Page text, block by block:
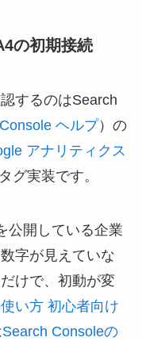
の初期接続
するのはSearch
ヘルプ）の
アナリティクス
グ実装です。
公開している企業
字が見えていな
けで、初動が変
い方 初心者向け
Search Consoleの